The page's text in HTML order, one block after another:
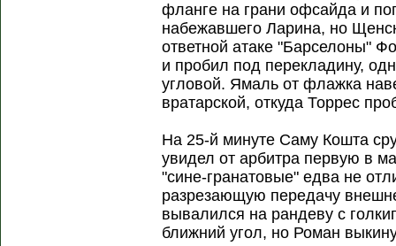
фланге на грани офсайда и
набежавшего Ларина, но
ответной атаке "Барселоны"
и пробил под перекладину,
угловой. Ямаль от флажка
вратарской, откуда Торрес
На 25-й минуте Саму Кошта
увидел от арбитра первую в
"сине-гранатовые" едва не
разрезающую передачу
вывалился на рандеву с
ближний угол, но Роман